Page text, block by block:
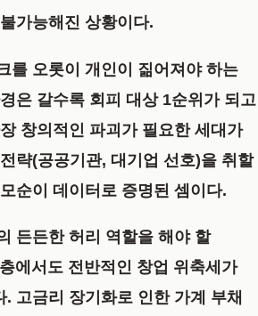
가능해진 상황이다.
를 오롯이 개인이 짊어져야 하는
은 갈수록 회피 대상 1순위가 되고
창의적인 파괴가 필요한 세대가
략(공공기관, 대기업 선호)을 취할
순이 데이터로 증명된 셈이다.
든든한 허리 역할을 해야 할
에서도 전반적인 창업 위축세가
고금리 장기화로 인한 가계 부채